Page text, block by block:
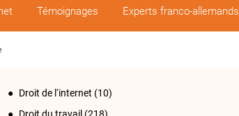
Témoignages Experts franco-allemands
Droit de l‘internet (10)